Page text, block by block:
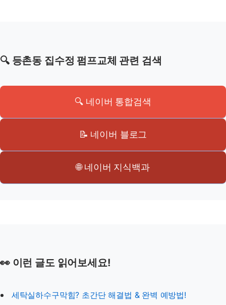
🔍 등촌동 집수정 펌프교체 관련 검색
🔍 네이버 통합검색
📝 네이버 블로그
🌐 네이버 지식백과
👀 이런 글도 읽어보세요!
세탁실하수구막힘? 초간단 해결법 & 완벽 예방법!